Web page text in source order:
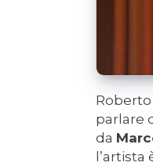
parlare
da
l’artista